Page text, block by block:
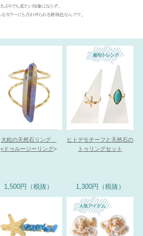
大粒の天然石リング
<ドゥルージーリング>
1,500円（税抜）
ヒトデモチーフと天然石の
トゥリングセット
1,300円（税抜）